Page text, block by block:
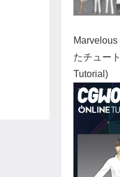
たチュー
Tutorial)